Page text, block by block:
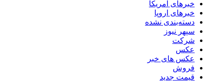
خبرهای آمریکا
خبرهای اروپا
دسته‌بندی نشده
سپهر نیوز
شرکت
عکس
عکس های خبر
فروش
قیمت جدید